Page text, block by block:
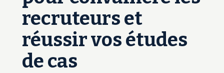
recruteurs et
réussir vos études
de cas